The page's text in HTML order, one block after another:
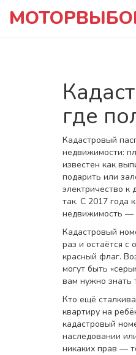
где
Кадастровый
недвижимости:
известен как
подарить или
электричество к
так. С 2017 года
недвижимость —
Кадастровый
раз и остаётся
красный флаг.
могут быть
вам нужно знать
Кто ещё
квартиру на
кадастровый
наследовании
никаких прав —